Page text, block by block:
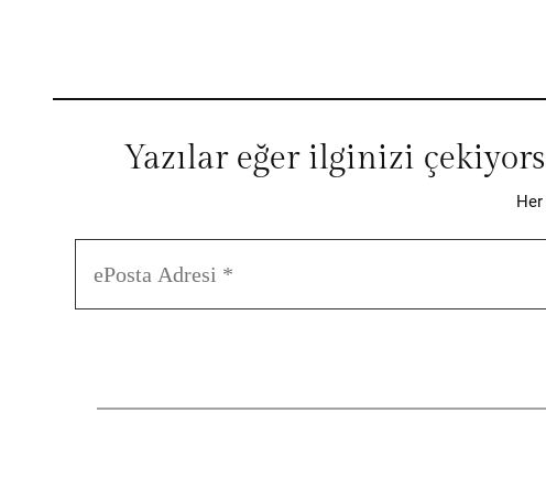
Yazılar eğer ilginizi